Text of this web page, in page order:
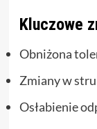
Kluczowe
Obniżona
Zmiany w
Osłabienie